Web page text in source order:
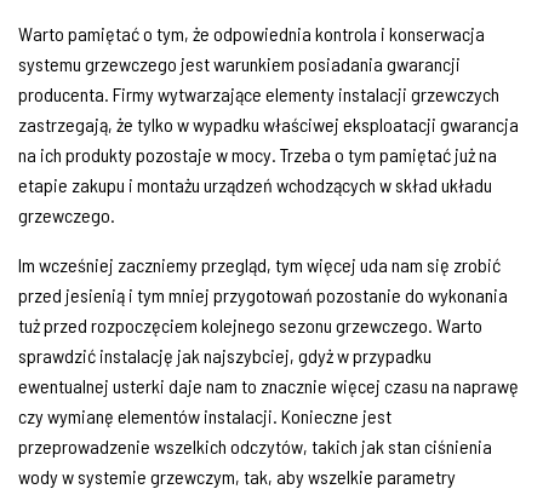
Warto pamiętać o tym, że odpowiednia kontrola i konserwacja
systemu grzewczego jest warunkiem posiadania gwarancji
producenta. Firmy wytwarzające elementy instalacji grzewczych
zastrzegają, że tylko w wypadku właściwej eksploatacji gwarancja
na ich produkty pozostaje w mocy. Trzeba o tym pamiętać już na
etapie zakupu i montażu urządzeń wchodzących w skład układu
grzewczego.
Im wcześniej zaczniemy przegląd, tym więcej uda nam się zrobić
przed jesienią i tym mniej przygotowań pozostanie do wykonania
tuż przed rozpoczęciem kolejnego sezonu grzewczego. Warto
sprawdzić instalację jak najszybciej, gdyż w przypadku
ewentualnej usterki daje nam to znacznie więcej czasu na naprawę
czy wymianę elementów instalacji. Konieczne jest
przeprowadzenie wszelkich odczytów, takich jak stan ciśnienia
wody w systemie grzewczym, tak, aby wszelkie parametry